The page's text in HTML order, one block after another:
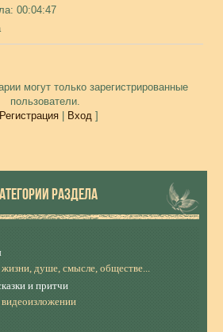
: 00:04:47
могут только зарегистрированные
пользователи.
Регистрация| Вход]
РАЗДЕЛА
душе, смысле, обществе...
и притчи